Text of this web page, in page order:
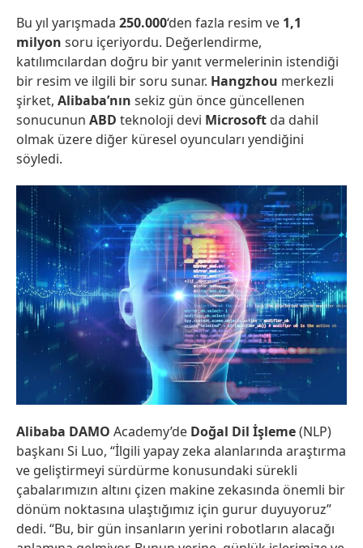
Bu yıl yarışmada 250.000‘den fazla resim ve 1,1
milyon soru içeriyordu. Değerlendirme,
katılımcılardan doğru bir yanıt vermelerinin istendiği
bir resim ve ilgili bir soru sunar. Hangzhou merkezli
şirket, Alibaba’nın sekiz gün önce güncellenen
sonucunun ABD teknoloji devi Microsoft da dahil
olmak üzere diğer küresel oyuncuları yendiğini
söyledi.
Alibaba DAMO Academy’de Doğal Dil İşleme(NLP)
başkanı Si Luo, “İlgili yapay zeka alanlarında araştırma
ve geliştirmeyi sürdürme konusundaki sürekli
çabalarımızın altını çizen makine zekasında önemli bir
dönüm noktasına ulaştığımız için gurur duyuyoruz”
dedi. “Bu, bir gün insanların yerini robotların alacağı